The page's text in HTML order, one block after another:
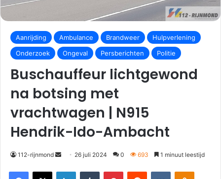
Aanrijding Ambulance Brandweer
Hulpverlening
Onderzoek
Ongeval Persberichten Politie
Buschauffeur lichtgewond
na botsing met
vrachtwagen | N915
Hendrik-Ido-Ambacht
112-rijnmond 26 juli 2024 0 693 1 minuut leestijd
Facebook
X LinkedInTumblr PinterestReddit VKontakteOdnoklassniki